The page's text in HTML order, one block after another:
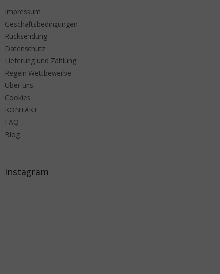
Impressum
Geschäftsbedingungen
Rücksendung
Datenschutz
Lieferung und Zahlung
Regeln Wettbewerbe
Über uns
Cookies
KONTAKT
FAQ
Blog
Instagram